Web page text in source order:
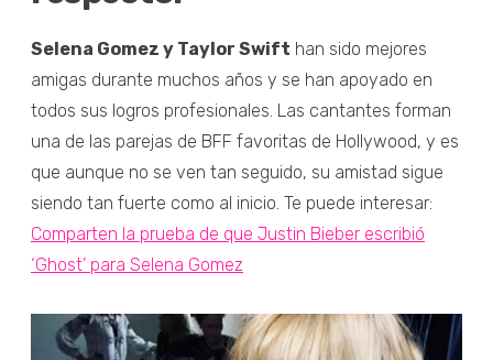
Selena Gomez y Taylor Swift han sido mejores
amigas durante muchos años y se han apoyado en
todos sus logros profesionales. Las cantantes forman
una de las parejas de BFF favoritas de Hollywood, y es
que aunque no se ven tan seguido, su amistad sigue
siendo tan fuerte como al inicio. Te puede interesar:
Comparten la prueba de que Justin Bieber escribió
‘Ghost’ para Selena Gomez